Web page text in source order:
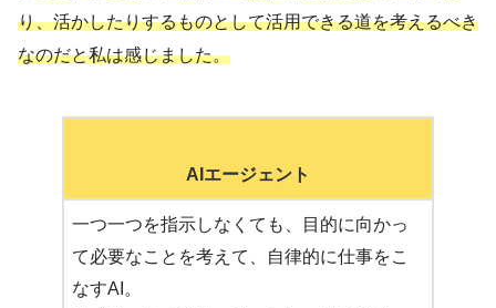
り、活かしたりするものとして活用できる道を考えるべき
なのだと私は感じました。
AIエージェント
一つ一つを指示しなくても、目的に向かっ
て必要なことを考えて、自律的に仕事をこ
なすAI。